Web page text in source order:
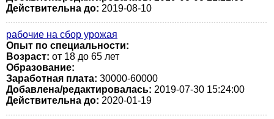
Действительна до: 2019-08-10
рабочие на сбор урожая
Опыт по специальности:
Возраст: от 18 до 65 лет
Образование:
Заработная плата: 30000-60000
Добавлена/редактировалась: 2019-07-30 15:24:00
Действительна до: 2020-01-19